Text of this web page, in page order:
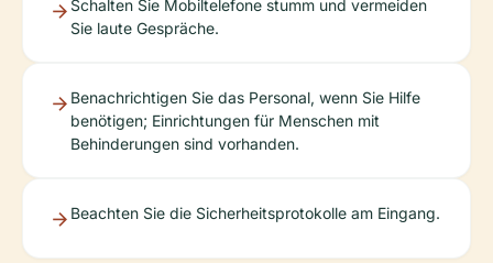
Schalten Sie Mobiltelefone stumm und vermeiden
Sie laute Gespräche.
Benachrichtigen Sie das Personal, wenn Sie Hilfe
benötigen; Einrichtungen für Menschen mit
Behinderungen sind vorhanden.
Beachten Sie die Sicherheitsprotokolle am Eingang.